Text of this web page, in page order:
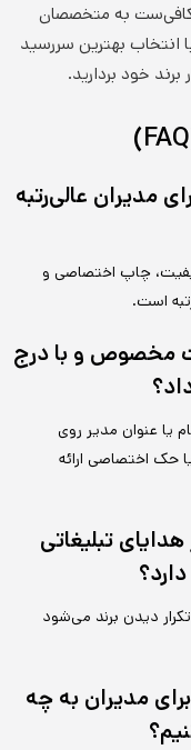
کافی‌ست به متخصصان
انتخاب بهترین سررسید
برند خود بردارید.
مدیران عالی‌رتبه
چاپ اختصاصی و
است.
مخصوص و با درج
یا عنوان مدیر روی
حک اختصاصی ارائه
تبلیغاتی
دیدن برند می‌شود
مدیران به چه